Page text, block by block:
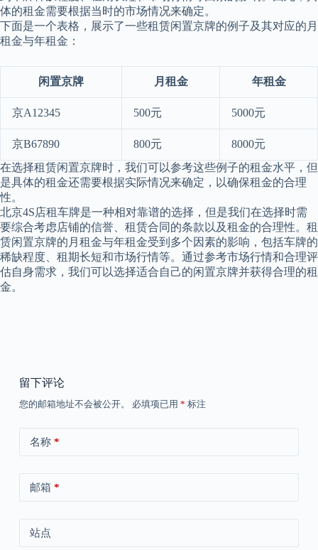
体的租金需要根据当时的市场情况来确定。
下面是一个表格，展示了一些租赁闲置京牌的例子及其对应的月
租金与年租金：
闲置京牌 月租金 年租金
京A12345 500元 5000元
京B67890 800元
8000元
在选择租赁闲置京牌时，我们可以参考这些例子的租金水平，但
是具体的租金还需要根据实际情况来确定，以确保租金的合理
性。
北京4S店租车牌是一种相对靠谱的选择，但是我们在选择时需
要综合考虑店铺的信誉、租赁合同的条款以及租金的合理性。租
赁闲置京牌的月租金与年租金受到多个因素的影响，包括车牌的
稀缺程度、租期长短和市场行情等。通过参考市场行情和合理评
估自身需求，我们可以选择适合自己的闲置京牌并获得合理的租
金。
留下评论
您的邮箱地址不会被公开。 必填项已用 * 标注
名称*
邮箱 *
站点